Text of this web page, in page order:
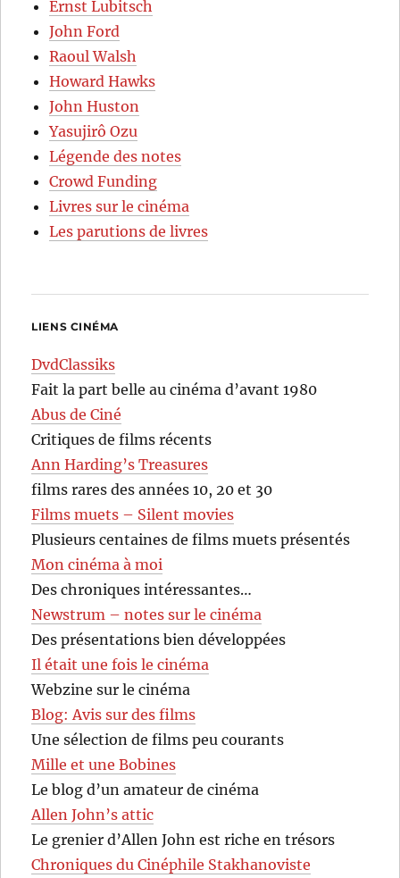
Ernst Lubitsch
John Ford
Raoul Walsh
Howard Hawks
John Huston
Yasujirô Ozu
Légende des notes
Crowd Funding
Livres sur le cinéma
Les parutions de livres
LIENS CINÉMA
DvdClassiks
Fait la part belle au cinéma d’avant 1980
Abus de Ciné
Critiques de films récents
Ann Harding’s Treasures
films rares des années 10, 20 et 30
Films muets – Silent movies
Plusieurs centaines de films muets présentés
Mon cinéma à moi
Des chroniques intéressantes…
Newstrum – notes sur le cinéma
Des présentations bien développées
Il était une fois le cinéma
Webzine sur le cinéma
Blog: Avis sur des films
Une sélection de films peu courants
Mille et une Bobines
Le blog d’un amateur de cinéma
Allen John’s attic
Le grenier d’Allen John est riche en trésors
Chroniques du Cinéphile Stakhanoviste